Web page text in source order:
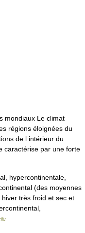
mondiaux Le climat
régions éloignées du
de l intérieur du
caractérise par une forte
hypercontinentale,
(des moyennes
très froid et sec et